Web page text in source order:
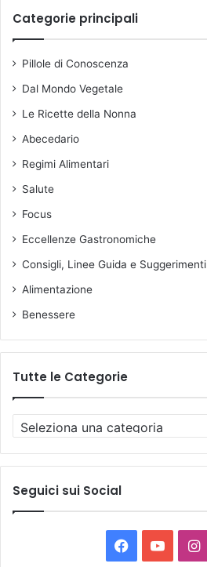
Categorie principali
Pillole di Conoscenza
Dal Mondo Vegetale
Le Ricette della Nonna
Abecedario
Regimi Alimentari
Salute
Focus
Eccellenze Gastronomiche
Consigli, Linee Guida e Suggerimenti
Alimentazione
Benessere
Tutte le Categorie
u
t
e
Seguici sui Social
I